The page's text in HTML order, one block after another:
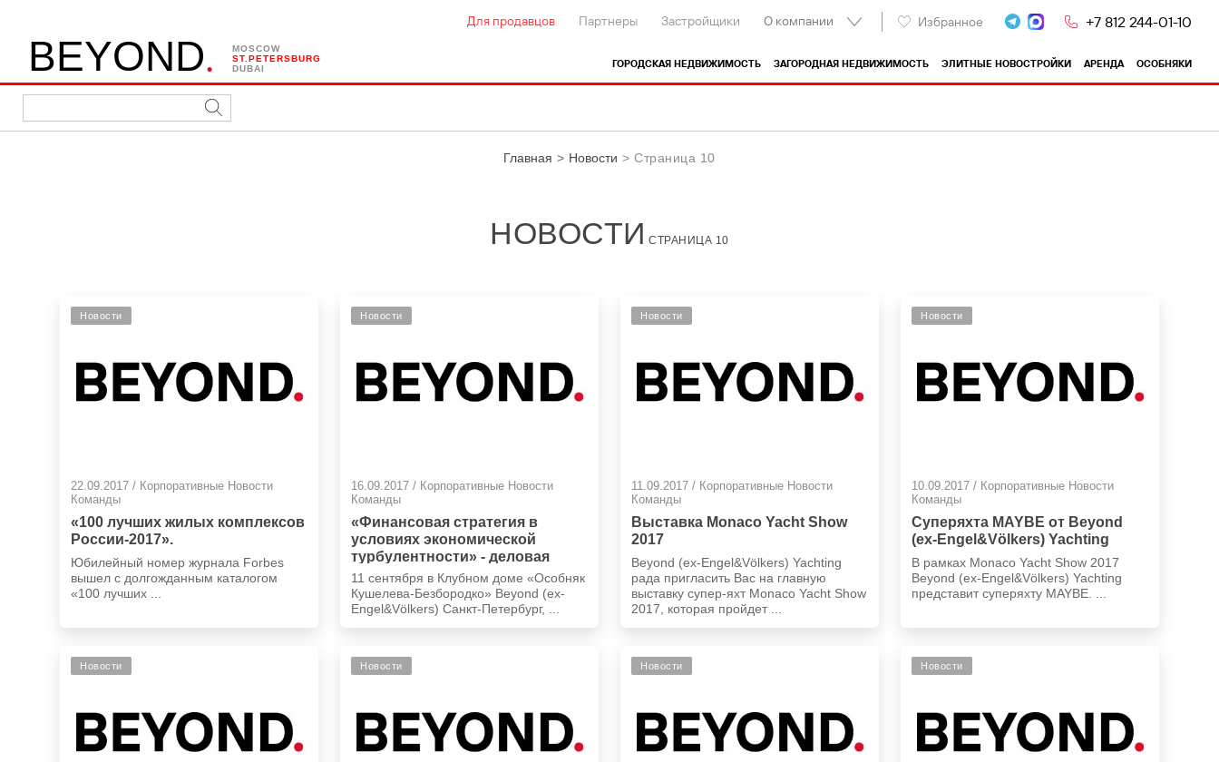
Для продавцов Партнеры Застройщики О компании Избранное +7 812 244-01-10
ГОРОДСКАЯ НЕДВИЖИМОСТЬ ЗАГОРОДНАЯ НЕДВИЖИМОСТЬ ЭЛИТНЫЕ НОВОСТРОЙКИ АРЕНДА ОСОБНЯКИ
BEYOND.
MOSCOW
ST.PETERSBURG
DUBAI
Главная Новости Страница 10
НОВОСТИ СТРАНИЦА 10
Новости
22.09.2017 / Корпоративные Новости
Команды
«100 лучших жилых комплексов
России-2017».
Юбилейный номер журнала Forbes
вышел с долгожданным каталогом
«100 лучших ...
Новости
16.09.2017 / Корпоративные Новости
Команды
«Финансовая стратегия в
условиях экономической
турбулентности» - деловая
дискуссия в «Особняке
Кушелева-Безбородко»
11 сентября в Клубном доме «Особняк
Кушелева-Безбородко» Beyond (ex-
Engel&Völkers) Санкт-Петербург, ...
Новости
11.09.2017 / Корпоративные Новости
Команды
Выставка Monaco Yacht Show
2017
Beyond (ex-Engel&Völkers) Yachting
рада пригласить Вас на главную
выставку супер-яхт Monaco Yacht Show
2017, которая пройдет ...
Новости
10.09.2017 / Корпоративные Новости
Команды
Суперяхта MAYBE от Beyond
(ex-Engel&Völkers) Yachting
В рамках Monaco Yacht Show 2017
Beyond (ex-Engel&Völkers) Yachting
представит суперяхту MAYBE. ...
Новости Новости Новости Новости